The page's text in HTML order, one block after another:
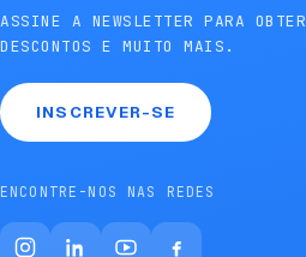
ASSINE A NEWSLETTER PARA OBTER
DESCONTOS E MUITO MAIS.
INSCREVER-SE
ENCONTRE-NOS NAS REDES